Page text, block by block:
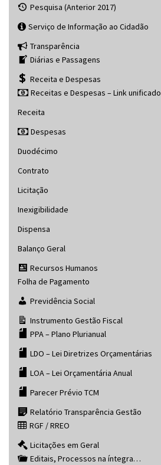
Pesquisa (Anterior 2017)
Serviço de Informação ao Cidadão
Transparência
Diárias e Passagens
Receita e Despesas
Receitas e Despesas – Link unificado
Receita
Despesas
Duodécimo
Contrato
Licitação
Inexigibilidade
Dispensa
Balanço Geral
Recursos Humanos
Folha de Pagamento
Previdência Social
Instrumento Gestão Fiscal
PPA – Plano Plurianual
LDO – Lei Diretrizes Orçamentárias
LOA – Lei Orçamentária Anual
Parecer Prévio TCM
Relatório Transparência Gestão
RGF / RREO
Licitações em Geral
Editais, Processos na íntegra…